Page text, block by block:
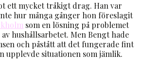
ett mycket tråkigt drag. Han var
hur många gånger hon föreslagit
som en lösning på problemet
hushållsarbetet. Men Bengt hade
och påstått att det fungerade fint
upplevde situationen som jämlik.